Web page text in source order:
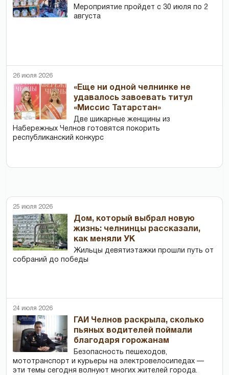
Мероприятие пройдет с 30 июля по 2
августа
26 июля 2026
«Еще ни одной челнинке не
удавалось завоевать титул
«Миссис Татарстан»
Две шикарные женщины из
Набережных Челнов готовятся покорить
республиканский конкурс
25 июля 2026
Дом, который выбрал новую
жизнь: челнинцы рассказали,
как меняли УК
Жильцы девятиэтажки прошли путь от
собраний до победы
24 июля 2026
ГАИ Челнов раскрыла, сколько
пьяных водителей поймали
благодаря горожанам
Безопасность пешеходов,
мототранспорт и курьеры на электровелосипедах —
эти темы сегодня волнуют многих жителей города.